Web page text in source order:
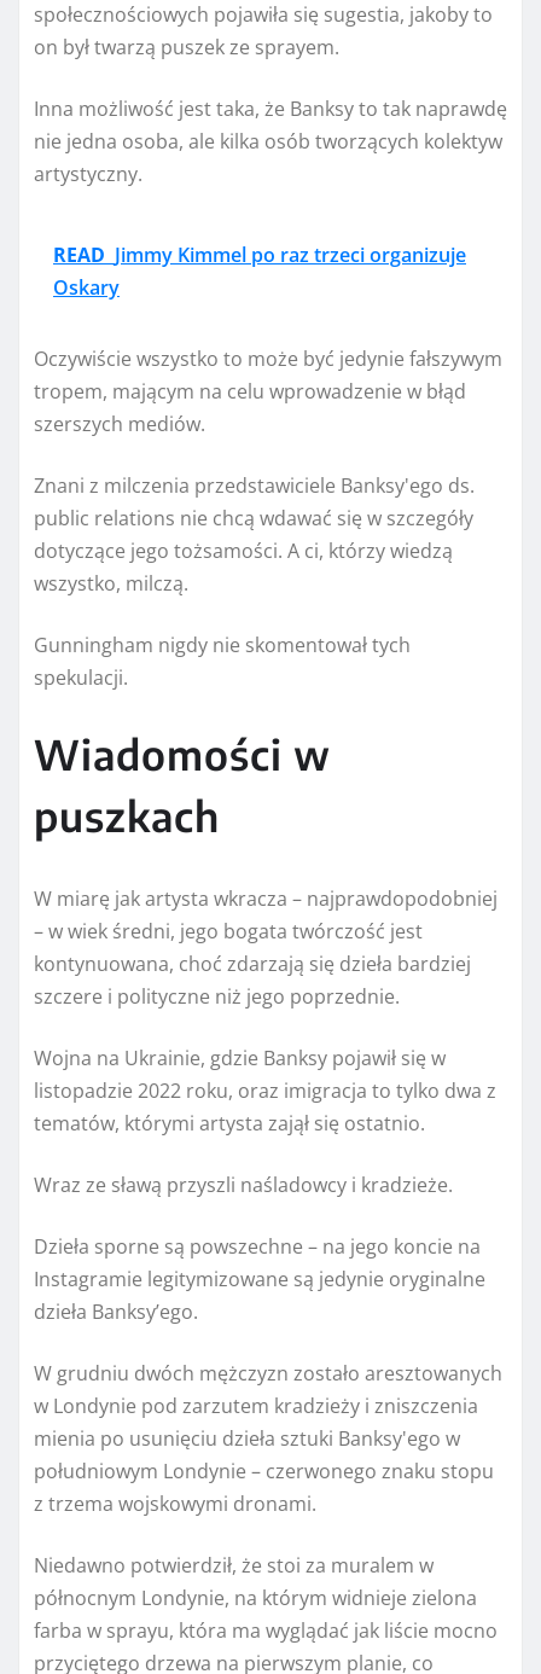
społecznościowych pojawiła się sugestia, jakoby to
on był twarzą puszek ze sprayem.
Inna możliwość jest taka, że ​​Banksy to tak naprawdę
nie jedna osoba, ale kilka osób tworzących kolektyw
artystyczny.
READ Jimmy Kimmel po raz trzeci organizuje
Oskary
Oczywiście wszystko to może być jedynie fałszywym
tropem, mającym na celu wprowadzenie w błąd
szerszych mediów.
Znani z milczenia przedstawiciele Banksy'ego ds.
public relations nie chcą wdawać się w szczegóły
dotyczące jego tożsamości. A ci, którzy wiedzą
wszystko, milczą.
Gunningham nigdy nie skomentował tych
spekulacji.
Wiadomości w
puszkach
W miarę jak artysta wkracza – najprawdopodobniej
– w wiek średni, jego bogata twórczość jest
kontynuowana, choć zdarzają się dzieła bardziej
szczere i polityczne niż jego poprzednie.
Wojna na Ukrainie, gdzie Banksy pojawił się w
listopadzie 2022 roku, oraz imigracja to tylko dwa z
tematów, którymi artysta zajął się ostatnio.
Wraz ze sławą przyszli naśladowcy i kradzieże.
Dzieła sporne są powszechne – na jego koncie na
Instagramie legitymizowane są jedynie oryginalne
dzieła Banksy’ego.
W grudniu dwóch mężczyzn zostało aresztowanych
w Londynie pod zarzutem kradzieży i zniszczenia
mienia po usunięciu dzieła sztuki Banksy'ego w
południowym Londynie – czerwonego znaku stopu
z trzema wojskowymi dronami.
Niedawno potwierdził, że stoi za muralem w
północnym Londynie, na którym widnieje zielona
farba w sprayu, która ma wyglądać jak liście mocno
przyciętego drzewa na pierwszym planie, co